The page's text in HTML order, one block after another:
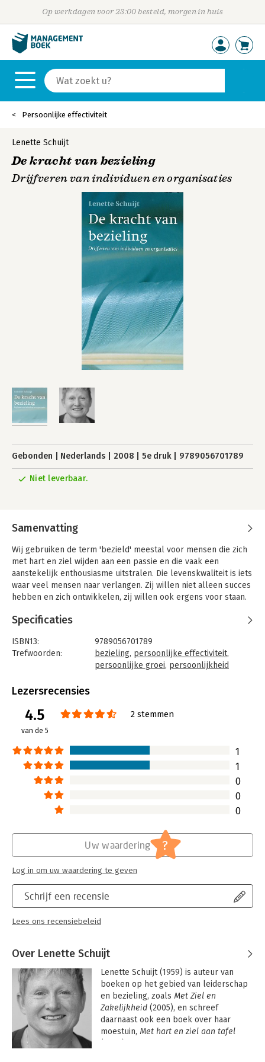
Op werkdagen voor 23:00 besteld, morgen in huis
Persoonlijke effectiviteit
Lenette Schuijt
De kracht van bezieling
Drijfveren van individuen en organisaties
Gebonden Nederlands 2008 5e druk 9789056701789
Niet leverbaar.
Samenvatting
Wij gebruiken de term 'bezield' meestal voor mensen die zich
met hart en ziel wijden aan een passie en die vaak een
aanstekelijk enthousiasme uitstralen. Die levenskwaliteit is iets
waar veel mensen naar verlangen. Zij willen niet alleen succes
hebben en zich ontwikkelen, zij willen ook ergens voor staan.
betekenen.
Organisaties zoeken naar manieren om mensen werkelijk te
motiveren en om zinvol werk te creëren. Bezielde organisaties
worden geleid vanuit een visie, waarden, een gevoel van
die energie. Zulke organisaties kunnen het beste in mensen
Gepassioneerde mensen geven hun behoefte aan controle en
materiële zekerheid op en laten zich leiden door een diep
verlangen, een ideaal of een talent. Ze hebben de moed om
een bezield leven te leiden.
Voor mensen die ernaar verlangen om die levenskwaliteit te
integreren in hun leven vormt dit boek een uitdaging en een
bron van inspiratie.
Specificaties
ISBN13:
9789056701789
Trefwoorden:
bezieling, persoonlijke effectiviteit,
persoonlijke groei, persoonlijkheid
Bindwijze:
Uitgever:
Asoka
Hoofdrubriek:
Lezersrecensies
4.5
van de 5
2 stemmen
1
1
0
0
0
Schrijf een recensie
Lees ons recensiebeleid
Uw waardering ?
Log in om uw waardering te geven
Over Lenette Schuijt
Lenette Schuijt (1959) is auteur van
boeken op het gebied van leiderschap
en bezieling, zoals Met Ziel en
Zakelijkheid (2005), en schreef
daarnaast ook een boek over haar
moestuin, Met hart en ziel aan tafel